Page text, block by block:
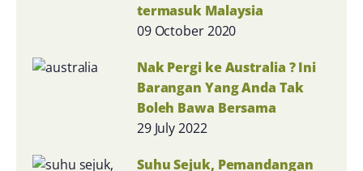
termasuk Malaysia
09 October 2020
Nak Pergi ke Australia ? Ini
Barangan Yang Anda Tak
Boleh Bawa Bersama
29 July 2022
Suhu Sejuk, Pemandangan